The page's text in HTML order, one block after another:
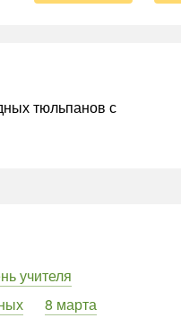
тюльпанов с
учителя
8 марта